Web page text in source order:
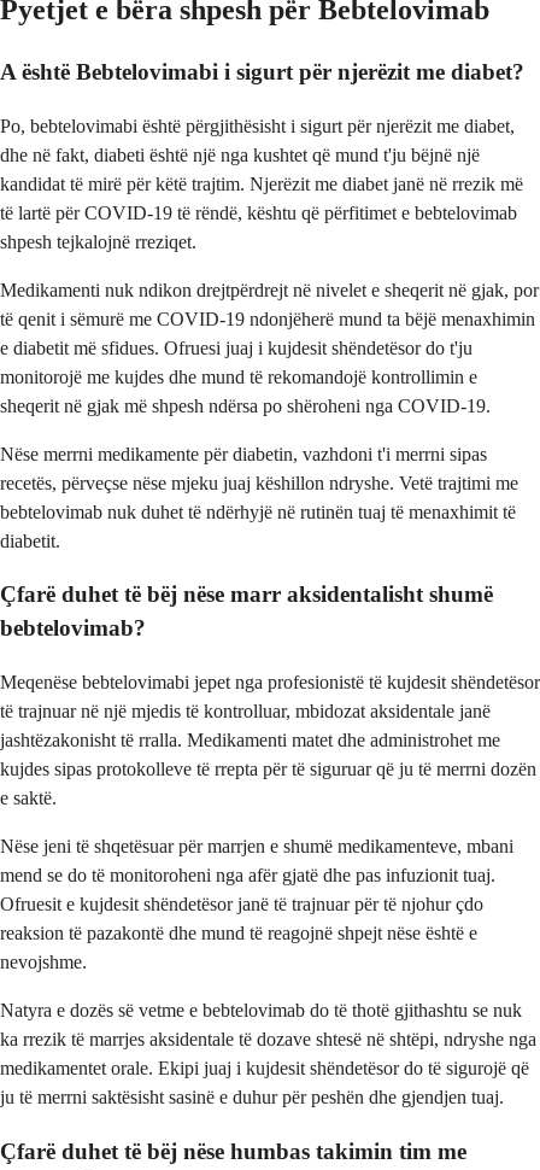
Pyetjet e bëra shpesh për Bebtelovimab
A është Bebtelovimabi i sigurt për njerëzit me diabet?
Po, bebtelovimabi është përgjithësisht i sigurt për njerëzit me diabet,
dhe në fakt, diabeti është një nga kushtet që mund t'ju bëjnë një
kandidat të mirë për këtë trajtim. Njerëzit me diabet janë në rrezik më
të lartë për COVID-19 të rëndë, kështu që përfitimet e bebtelovimab
shpesh tejkalojnë rreziqet.
Medikamenti nuk ndikon drejtpërdrejt në nivelet e sheqerit në gjak, por
të qenit i sëmurë me COVID-19 ndonjëherë mund ta bëjë menaxhimin
e diabetit më sfidues. Ofruesi juaj i kujdesit shëndetësor do t'ju
monitorojë me kujdes dhe mund të rekomandojë kontrollimin e
sheqerit në gjak më shpesh ndërsa po shëroheni nga COVID-19.
Nëse merrni medikamente për diabetin, vazhdoni t'i merrni sipas
recetës, përveçse nëse mjeku juaj këshillon ndryshe. Vetë trajtimi me
bebtelovimab nuk duhet të ndërhyjë në rutinën tuaj të menaxhimit të
diabetit.
Çfarë duhet të bëj nëse marr aksidentalisht shumë
bebtelovimab?
Meqenëse bebtelovimabi jepet nga profesionistë të kujdesit shëndetësor
të trajnuar në një mjedis të kontrolluar, mbidozat aksidentale janë
jashtëzakonisht të rralla. Medikamenti matet dhe administrohet me
kujdes sipas protokolleve të rrepta për të siguruar që ju të merrni dozën
e saktë.
Nëse jeni të shqetësuar për marrjen e shumë medikamenteve, mbani
mend se do të monitoroheni nga afër gjatë dhe pas infuzionit tuaj.
Ofruesit e kujdesit shëndetësor janë të trajnuar për të njohur çdo
reaksion të pazakontë dhe mund të reagojnë shpejt nëse është e
nevojshme.
Natyra e dozës së vetme e bebtelovimab do të thotë gjithashtu se nuk
ka rrezik të marrjes aksidentale të dozave shtesë në shtëpi, ndryshe nga
medikamentet orale. Ekipi juaj i kujdesit shëndetësor do të sigurojë që
ju të merrni saktësisht sasinë e duhur për peshën dhe gjendjen tuaj.
Çfarë duhet të bëj nëse humbas takimin tim me